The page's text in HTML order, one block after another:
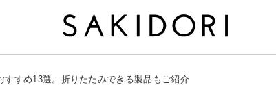
すすめ13選。折りたたみできる製品もご紹介